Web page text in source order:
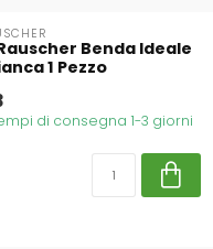
Benda Ideale
1 Pezzo
di consegna 1-3 giorni